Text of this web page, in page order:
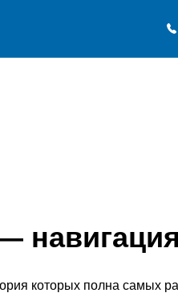
которых полна самых